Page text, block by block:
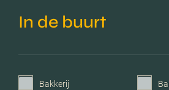
In de buurt
Bakkerij